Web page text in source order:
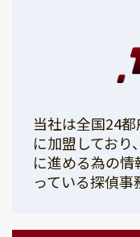
当社は全国24
に加盟してお
に進める為の
っている探偵事